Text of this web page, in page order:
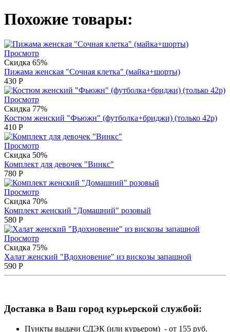
Похожие товары:
Просмотр
Скидка 65%
Пижама женская "Сочная клетка" (майка+шорты)
430 Р
Просмотр
Скидка 77%
Костюм женский "Фьюжн" (футболка+бриджи) (только 42р)
410 Р
Просмотр
Скидка 50%
Комплект для девочек "Винкс"
780 Р
Просмотр
Скидка 70%
Комплект женский "Домашний" розовый
580 Р
Просмотр
Скидка 75%
Халат женский "Вдохновение" из вискозы запашной
590 Р
Доставка в Ваш город курьерской службой:
Пункты выдачи СДЭК (или курьером) - от 155 руб.